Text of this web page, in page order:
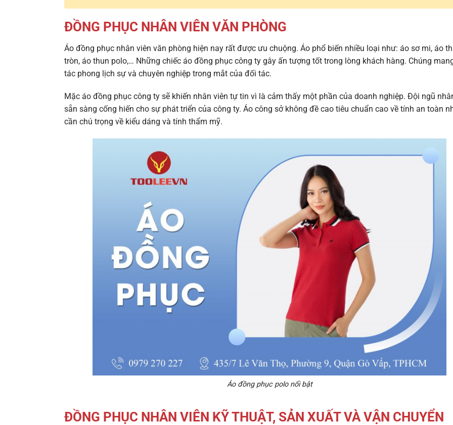
ĐỒNG PHỤC NHÂN VIÊN VĂN PHÒNG
Áo đồng phục nhân viên văn phòng hiện nay rất được ưu chuộng. Áo phổ biến nhiều loại như: áo sơ mi, áo
tròn, áo thun polo,… Những chiếc áo đồng phục công ty gây ấn tượng tốt trong lòng khách hàng. Chúng
tác phong lịch sự và chuyên nghiệp trong mắt của đối tác.
Mặc áo đồng phục công ty sẽ khiến nhân viên tự tin vì là cảm thấy một phần của doanh nghiệp. Đội ngũ
sẵn sàng cống hiến cho sự phát triển của công ty. Áo công sở không đề cao tiêu chuẩn cao về tính an toàn
cần chú trọng về kiểu dáng và tính thẩm mỹ.
Áo đồng phục polo nổi bật
ĐỒNG PHỤC NHÂN VIÊN KỸ THUẬT, SẢN XUẤT VÀ VẬN CHUYỂN